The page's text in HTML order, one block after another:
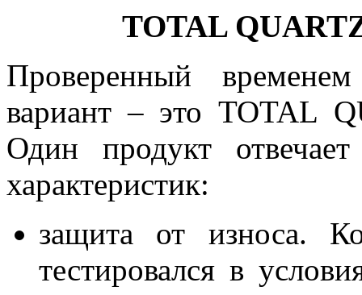
TOTAL
Проверенный
вариант – это TOTAL
Один продукт
характеристик:
защита от износа.
тестировался в